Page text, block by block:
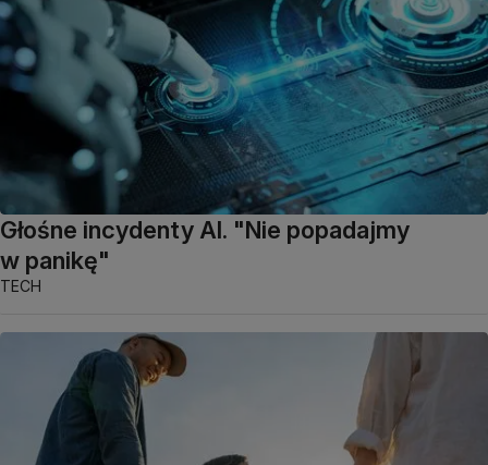
Głośne incydenty AI. "Nie popadajmy
w panikę"
TECH